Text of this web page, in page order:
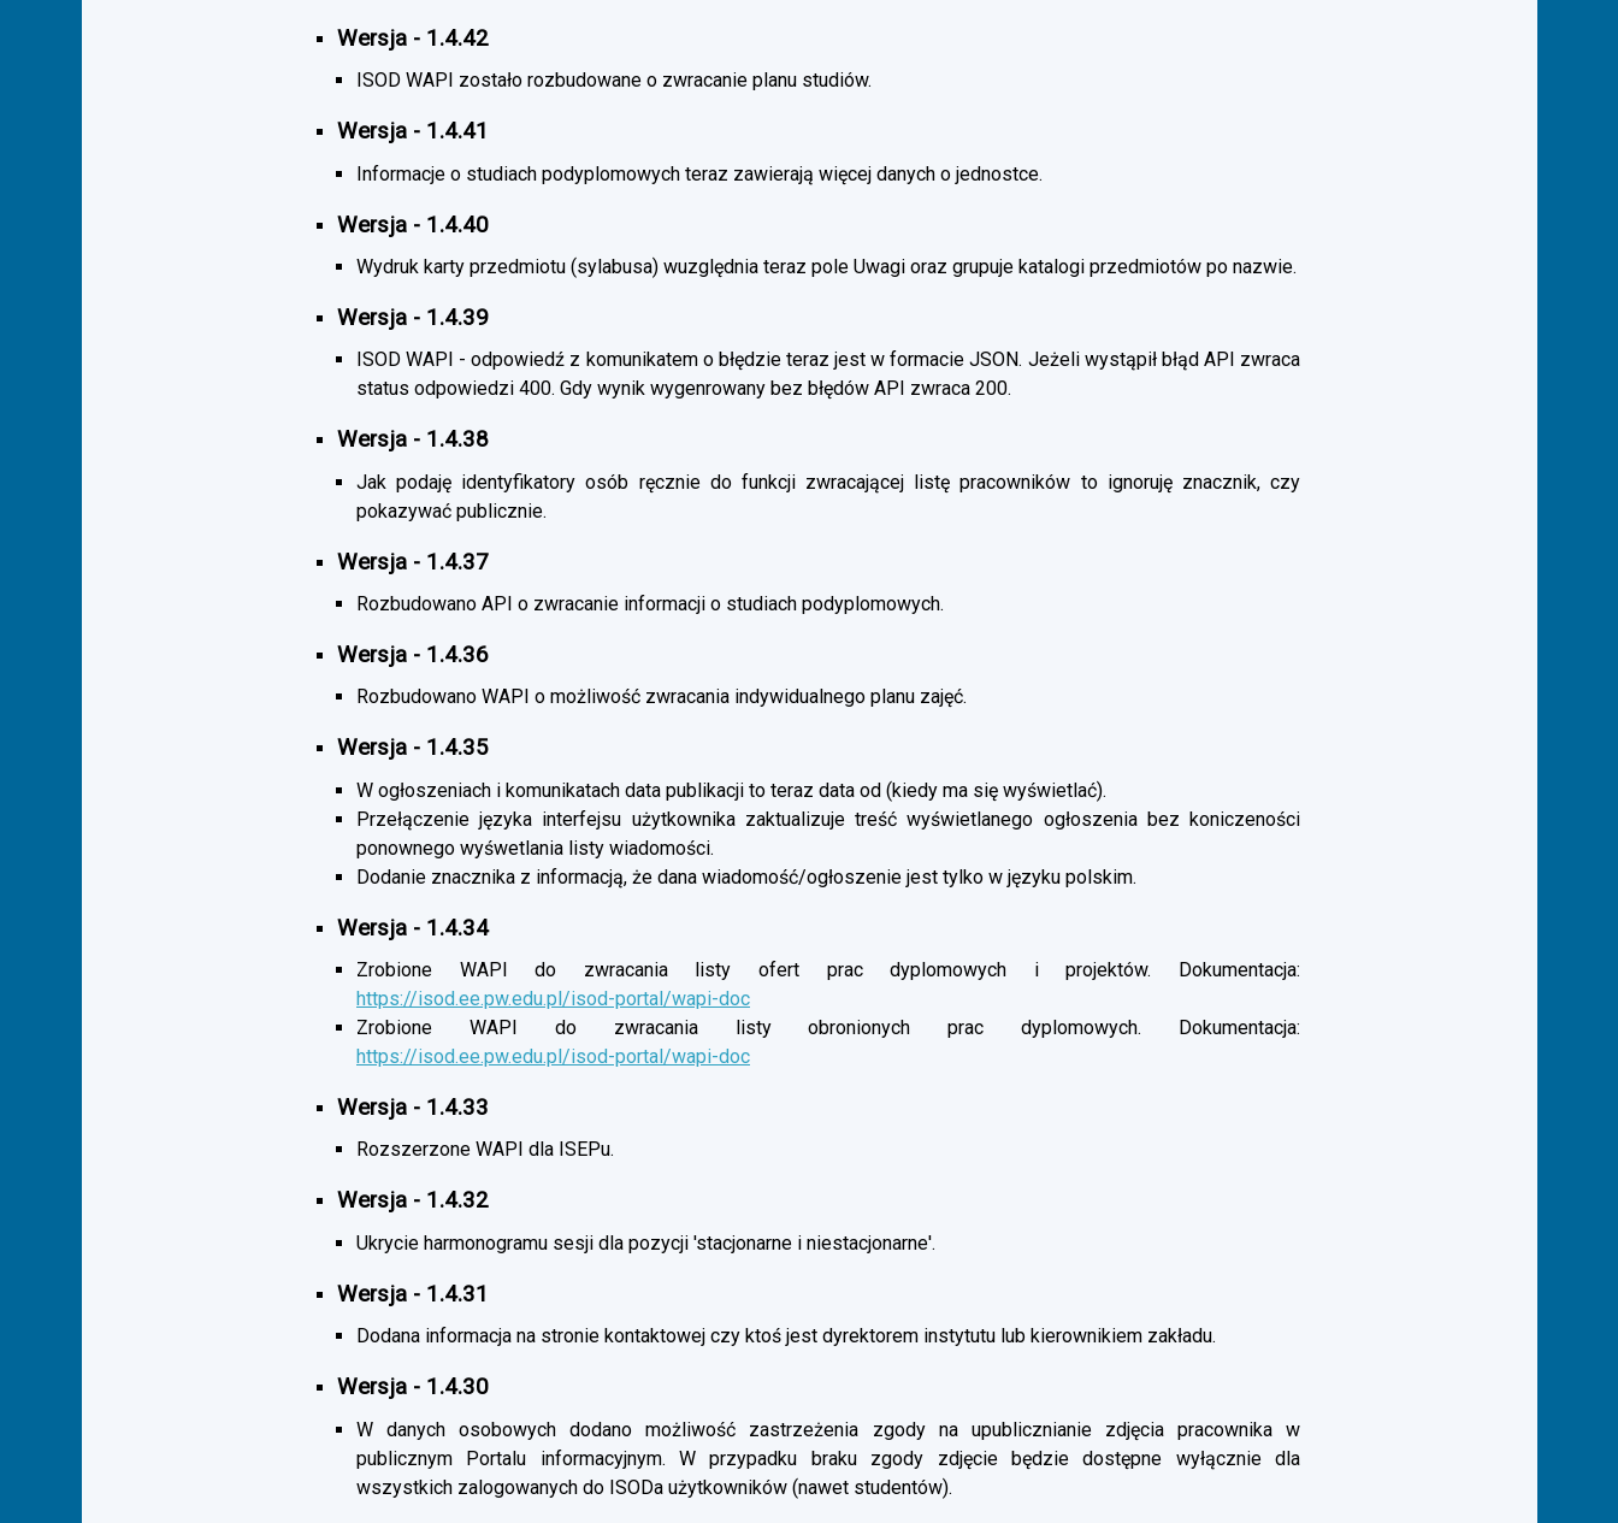
Wersja - 1.4.42
ISOD WAPI zostało rozbudowane o zwracanie planu studiów.
Wersja - 1.4.41
Informacje o studiach podyplomowych teraz zawierają więcej danych o jednostce.
Wersja - 1.4.40
Wydruk karty przedmiotu (sylabusa) wuzględnia teraz pole Uwagi oraz grupuje katalogi przedmiotów po nazwie.
Wersja - 1.4.39
ISOD WAPI - odpowiedź z komunikatem o błędzie teraz jest w formacie JSON. Jeżeli wystąpił błąd API zwraca
status odpowiedzi 400. Gdy wynik wygenrowany bez błędów API zwraca 200.
Wersja - 1.4.38
Jak podaję identyfikatory osób ręcznie do funkcji zwracającej listę pracowników to ignoruję znacznik, czy
pokazywać publicznie.
Wersja - 1.4.37
Rozbudowano API o zwracanie informacji o studiach podyplomowych.
Wersja - 1.4.36
Rozbudowano WAPI o możliwość zwracania indywidualnego planu zajęć.
Wersja - 1.4.35
W ogłoszeniach i komunikatach data publikacji to teraz data od (kiedy ma się wyświetlać).
Przełączenie języka interfejsu użytkownika zaktualizuje treść wyświetlanego ogłoszenia bez koniczeności
ponownego wyśwetlania listy wiadomości.
Dodanie znacznika z informacją, że dana wiadomość/ogłoszenie jest tylko w języku polskim.
Wersja - 1.4.34
Zrobione WAPI do zwracania listy ofert prac dyplomowych i projektów. Dokumentacja:
https://isod.ee.pw.edu.pl/isod-portal/wapi-doc
Zrobione WAPI do zwracania listy obronionych prac dyplomowych. Dokumentacja:
https://isod.ee.pw.edu.pl/isod-portal/wapi-doc
Wersja - 1.4.33
Rozszerzone WAPI dla ISEPu.
Wersja - 1.4.32
Ukrycie harmonogramu sesji dla pozycji 'stacjonarne i niestacjonarne'.
Wersja - 1.4.31
Dodana informacja na stronie kontaktowej czy ktoś jest dyrektorem instytutu lub kierownikiem zakładu.
Wersja - 1.4.30
W danych osobowych dodano możliwość zastrzeżenia zgody na upublicznianie zdjęcia pracownika w
publicznym Portalu informacyjnym. W przypadku braku zgody zdjęcie będzie dostępne wyłącznie dla
wszystkich zalogowanych do ISODa użytkowników (nawet studentów).